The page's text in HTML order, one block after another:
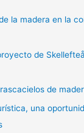
la madera en la
de
de
una